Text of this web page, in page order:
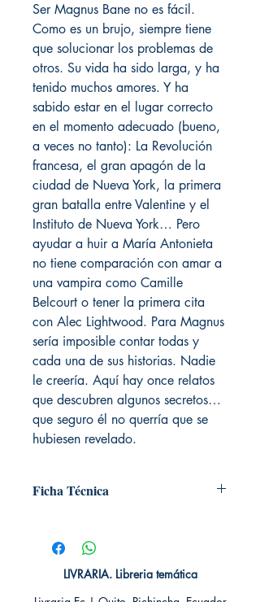
Ser Magnus Bane no es fácil.
Como es un brujo, siempre tiene
que solucionar los problemas de
otros. Su vida ha sido larga, y ha
tenido muchos amores. Y ha
sabido estar en el lugar correcto
en el momento adecuado (bueno,
a veces no tanto): La Revolución
francesa, el gran apagón de la
ciudad de Nueva York, la primera
gran batalla entre Valentine y el
Instituto de Nueva York… Pero
ayudar a huir a María Antonieta
no tiene comparación con amar a
una vampira como Camille
Belcourt o tener la primera cita
con Alec Lightwood. Para Magnus
sería imposible contar todas y
cada una de sus historias. Nadie
le creería. Aquí hay once relatos
que descubren algunos secretos…
que seguro él no querría que se
hubiesen revelado.
Ficha Técnica
Editorial: Destino
Idioma: Castellano
Encuadernación: Tapa blanda
LIVRARIA. Libreria temática